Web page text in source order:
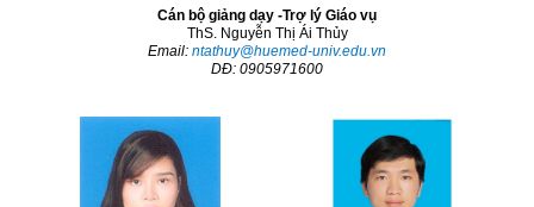
Cán bộ giảng dạy -Trợ lý Giáo vụ
ThS. Nguyễn Thị Ái Thủy
Email: ntathuy@huemed-univ.edu.vn
DĐ: 0905971600